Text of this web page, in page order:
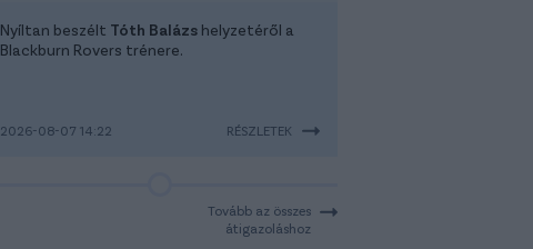
Nyíltan beszélt Tóth Balázs helyzetéről a
Blackburn Rovers trénere.
2026-08-07 14:22 RÉSZLETEK
Tovább az összes
átigazoláshoz